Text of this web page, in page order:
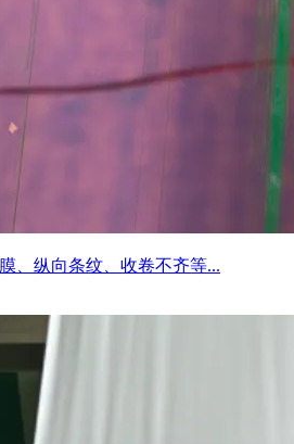
、纵向条纹、收卷不齐等...